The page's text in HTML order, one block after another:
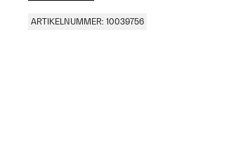
ARTIKELNUMMER: 10039756